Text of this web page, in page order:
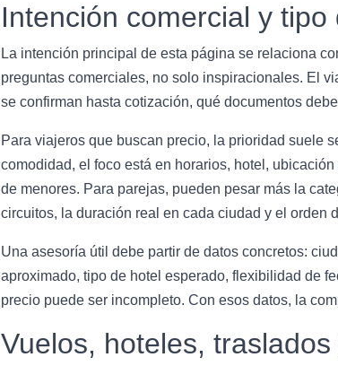
Intención comercial y tipo
La intención principal de esta página se relaciona
preguntas comerciales, no solo inspiracionales. El
se confirman hasta cotización, qué documentos
Para viajeros que buscan precio, la prioridad suele
comodidad, el foco está en horarios, hotel,
de menores. Para parejas, pueden pesar más la
circuitos, la duración real en cada ciudad y el orden
Una asesoría útil debe partir de datos concretos:
aproximado, tipo de hotel esperado, flexibilidad de
precio puede ser incompleto. Con esos datos, la
Vuelos, hoteles,